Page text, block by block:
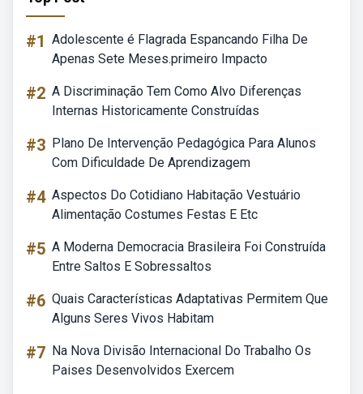
#1 Adolescente é Flagrada Espancando Filha De
Apenas Sete Meses.primeiro Impacto
#2 A Discriminação Tem Como Alvo Diferenças
Internas Historicamente Construídas
#3 Plano De Intervenção Pedagógica Para Alunos
Com Dificuldade De Aprendizagem
#4 Aspectos Do Cotidiano Habitação Vestuário
Alimentação Costumes Festas E Etc
#5 A Moderna Democracia Brasileira Foi Construída
Entre Saltos E Sobressaltos
#6 Quais Características Adaptativas Permitem Que
Alguns Seres Vivos Habitam
#7 Na Nova Divisão Internacional Do Trabalho Os
Paises Desenvolvidos Exercem